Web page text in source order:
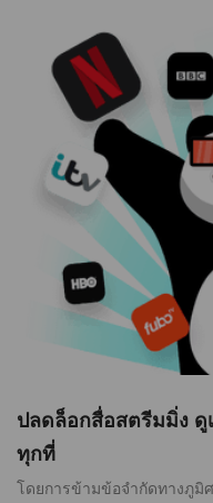
ปลดล็อกสื่อสตรีมมิ่ง
ทุกที่
โดยการข้ามข้อจำกัดทางภูมิ